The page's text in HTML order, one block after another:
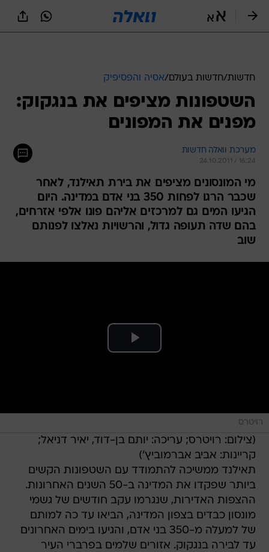
חדשות/חדשות בעולם /אסיה והפסיפיק
השטפונות מציפים את בנגקוק:
מפנים את המפונים
מערכת וואלה חדשות
24.10.2011 / 16:24
מי המונסונים מציפים את בירת תאילנד, לאחר
שכבר הרגו לפחות 350 בני אדם במדינה. היום
הגיעו המים גם למרכזים אליהם פונו אלפי אזרחים,
בהם שדה תעופה גדול, והרשויות נאלצו לפנותם
שוב
רויטרס
(צילום: רויטרס; עריכה: יותם בן-דוד, יאיר דניאל;
קריינות: אביב אברמוביץ')
תאילנד ממשיכה להתמודד עם השטפונות הקשים
ביותר שפקדו את המדינה ב-50 השנים האחרונות.
ההצפות האדירות, שנגרמו עקב חודשים של גשמי
מונסון כבדים בצפון המדינה, הביאו עד כה למותם
של למעלה מ-350 בני אדם, והגיעו בימים האחרונים
עד לבירה בנגקוק. אזורים שלמים בפרברי העיר